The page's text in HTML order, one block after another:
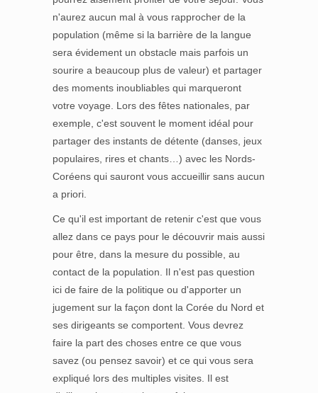
n'aurez aucun mal à vous rapprocher de la
population (même si la barrière de la langue
sera évidement un obstacle mais parfois un
sourire a beaucoup plus de valeur) et partager
des moments inoubliables qui marqueront
votre voyage. Lors des fêtes nationales, par
exemple, c'est souvent le moment idéal pour
partager des instants de détente (danses, jeux
populaires, rires et chants…) avec les Nords-
Coréens qui sauront vous accueillir sans aucun
a priori.
Ce qu'il est important de retenir c'est que vous
allez dans ce pays pour le découvrir mais aussi
pour être, dans la mesure du possible, au
contact de la population. Il n'est pas question
ici de faire de la politique ou d'apporter un
jugement sur la façon dont la Corée du Nord et
ses dirigeants se comportent. Vous devrez
faire la part des choses entre ce que vous
savez (ou pensez savoir) et ce qui vous sera
expliqué lors des multiples visites. Il est